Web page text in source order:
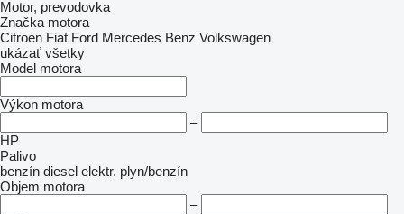
Motor, prevodovka
Značka motora
Citroen Fiat Ford Mercedes Benz Volkswagen
ukázať všetky
Model motora
Výkon motora
–
HP
Palivo
benzín diesel elektr. plyn/benzín
Objem motora
–